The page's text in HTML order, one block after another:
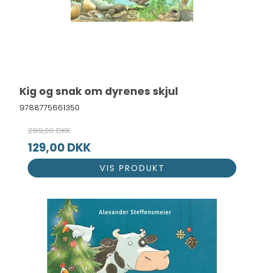
Kig og snak om dyrenes skjul
9788775661350
299,00 DKK
129,00 DKK
VIS PRODUKT